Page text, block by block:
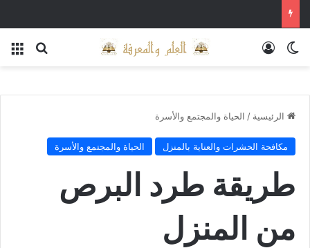
بحث الوضع المظلمتسجيل الدخول
الرئيسية / الحياة والمجتمع والأسرة
مكافحة الحشرات والعناية بالمنزل الحياة والمجتمع والأسرة
طريقة طرد البرص
من المنزل